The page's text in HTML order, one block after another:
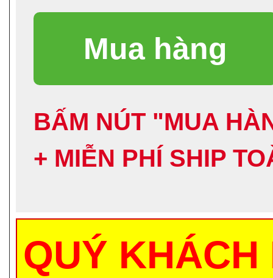
BẤM NÚT "MUA
+ MIỄN PHÍ SHIP
QUÝ